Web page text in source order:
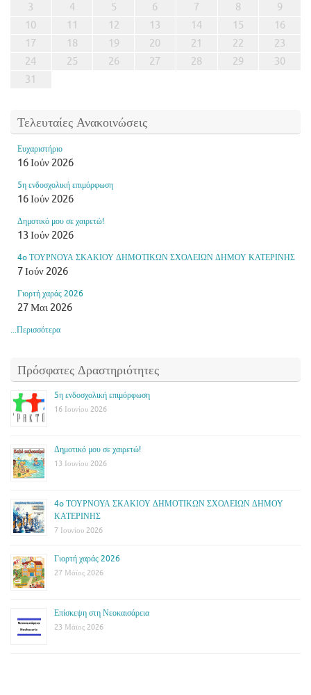
3
4 5 6 7 8
9
10
11 12 13 14 15
16
17
18 19 20 21 22
23
24
25 26 27 28 29
30
31
Τελευταίες Ανακοινώσεις
Ευχαριστήριο
16 Ιούν 2026
5η ενδοσχολική επιμόρφωση
16 Ιούν 2026
Δημοτικό μου σε χαιρετώ!
13 Ιούν 2026
4o ΤΟΥΡΝΟΥΑ ΣΚΑΚΙΟΥ ΔΗΜΟΤΙΚΩΝ ΣΧΟΛΕΙΩΝ ΔΗΜΟΥ ΚΑΤΕΡΙΝΗΣ
7 Ιούν 2026
Γιορτή χαράς 2026
27 Μαι 2026
...Περισσότερα
Πρόσφατες Δραστηριότητες
5η ενδοσχολική επιμόρφωση
16 Ιουνίου 2026
Δημοτικό μου σε χαιρετώ!
13 Ιουνίου 2026
4o ΤΟΥΡΝΟΥΑ ΣΚΑΚΙΟΥ ΔΗΜΟΤΙΚΩΝ ΣΧΟΛΕΙΩΝ ΔΗΜΟΥ
ΚΑΤΕΡΙΝΗΣ
7 Ιουνίου 2026
Γιορτή χαράς 2026
27 Μάϊος 2026
Επίσκεψη στη Νεοκαισάρεια
23 Μάϊος 2026